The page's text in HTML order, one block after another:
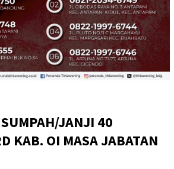
JANJI 40
KAB. OI MASA JABATAN